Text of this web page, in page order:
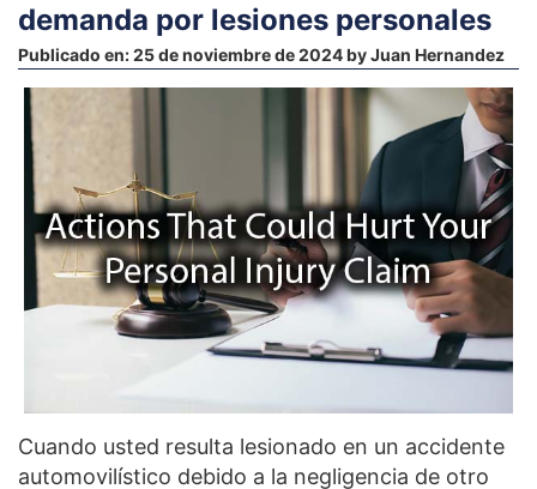
demanda por lesiones personales
Publicado en:25 de noviembre de 2024byJuan Hernandez
Cuando usted resulta lesionado en un accidente
automovilístico debido a la negligencia de otro